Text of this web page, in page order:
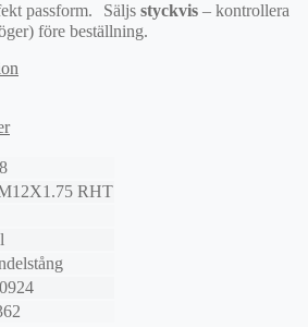
passform. Säljs styckvis – kontrollera
före beställning.
RHT